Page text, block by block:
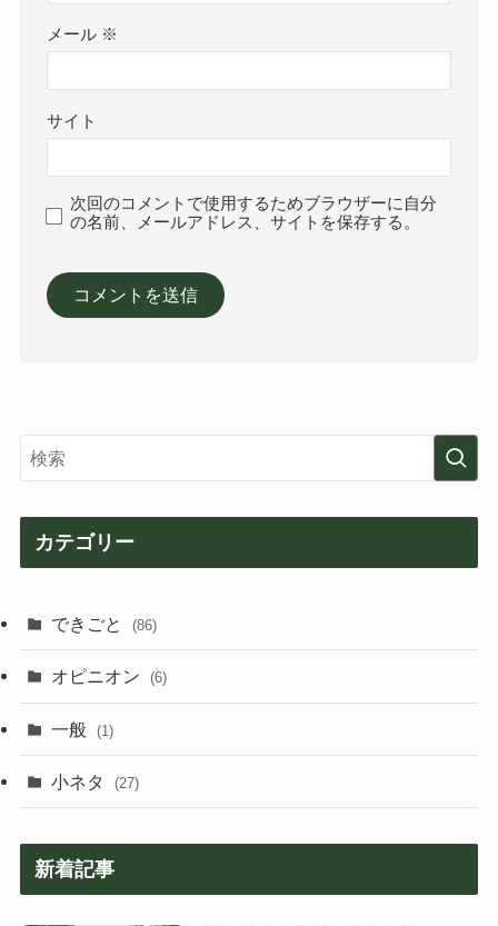
メール ※
サイト
次回のコメントで使用するためブラウザーに自分
の名前、メールアドレス、サイトを保存する。
カテゴリー
できごと (86)
オピニオン (6)
一般 (1)
小ネタ (27)
新着記事